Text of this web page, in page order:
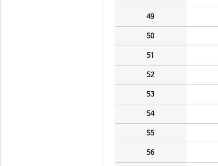
49
50
51
52
53
54
55
56